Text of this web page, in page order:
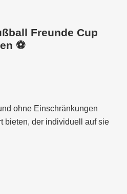
Freunde Cup
⚽️
ohne Einschränkungen
bieten, der individuell auf sie